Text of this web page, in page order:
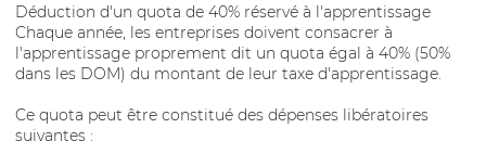
Déduction d'un quota de 40% réservé à l'apprentissage
Chaque année, les entreprises doivent consacrer à
l'apprentissage proprement dit un quota égal à 40% (50%
dans les DOM) du montant de leur taxe d'apprentissage.
Ce quota peut être constitué des dépenses libératoires
suivantes :